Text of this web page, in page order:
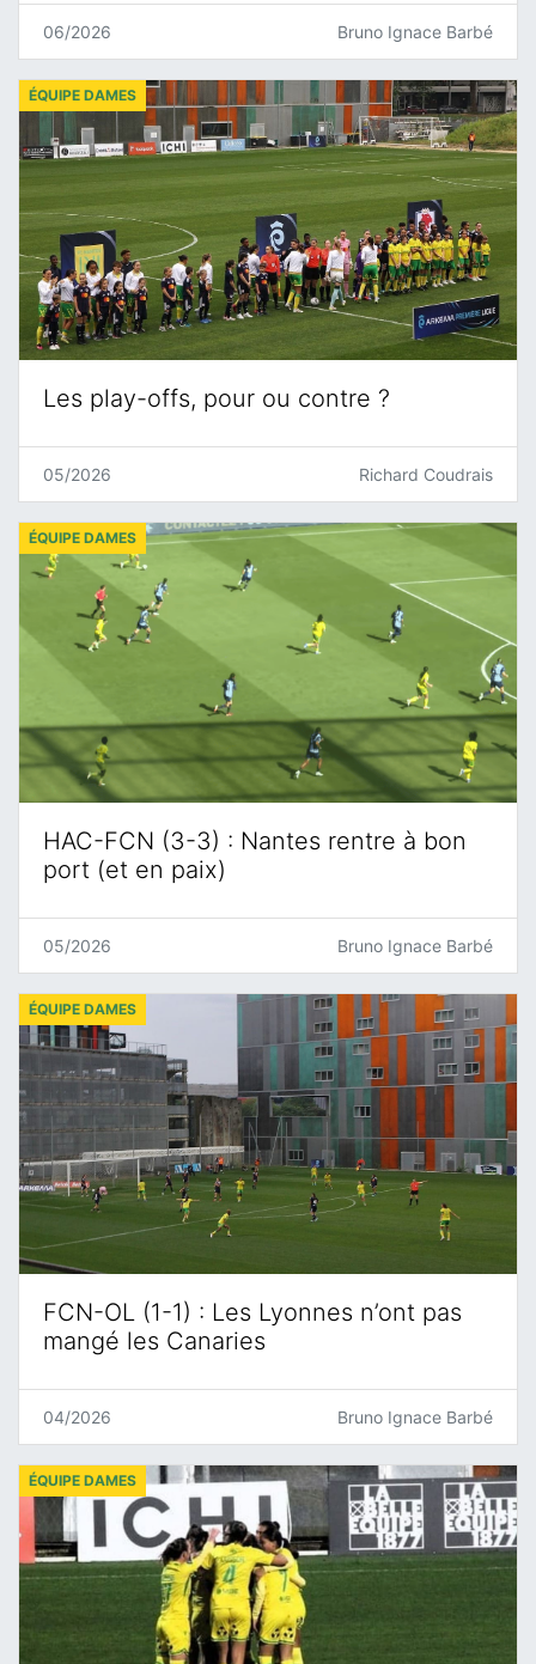
06/2026 Bruno Ignace Barbé
Les play-offs, pour ou contre ?
ÉQUIPE DAMES
05/2026 Richard Coudrais
HAC-FCN (3-3) : Nantes rentre à bon
port (et en paix)
ÉQUIPE DAMES
05/2026 Bruno Ignace Barbé
FCN-OL (1-1) : Les Lyonnes n’ont pas
mangé les Canaries
ÉQUIPE DAMES
04/2026 Bruno Ignace Barbé
ÉQUIPE DAMES